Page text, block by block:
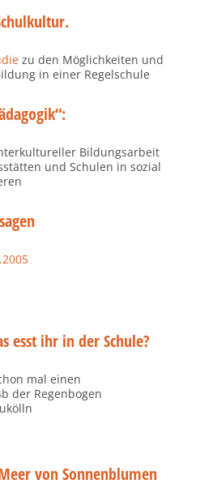
zu den Möglichkeiten und
in einer Regelschule
Bildungsarbeit
und Schulen in sozial
esst ihr in der Schule?
mal einen
der Regenbogen
von Sonnenblumen